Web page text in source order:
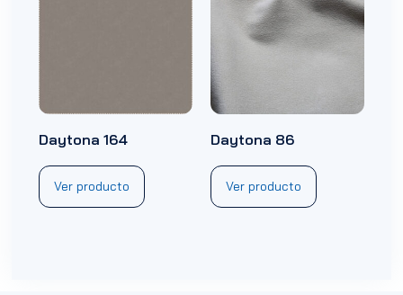
Daytona 164
Ver producto
Daytona 86
Ver producto